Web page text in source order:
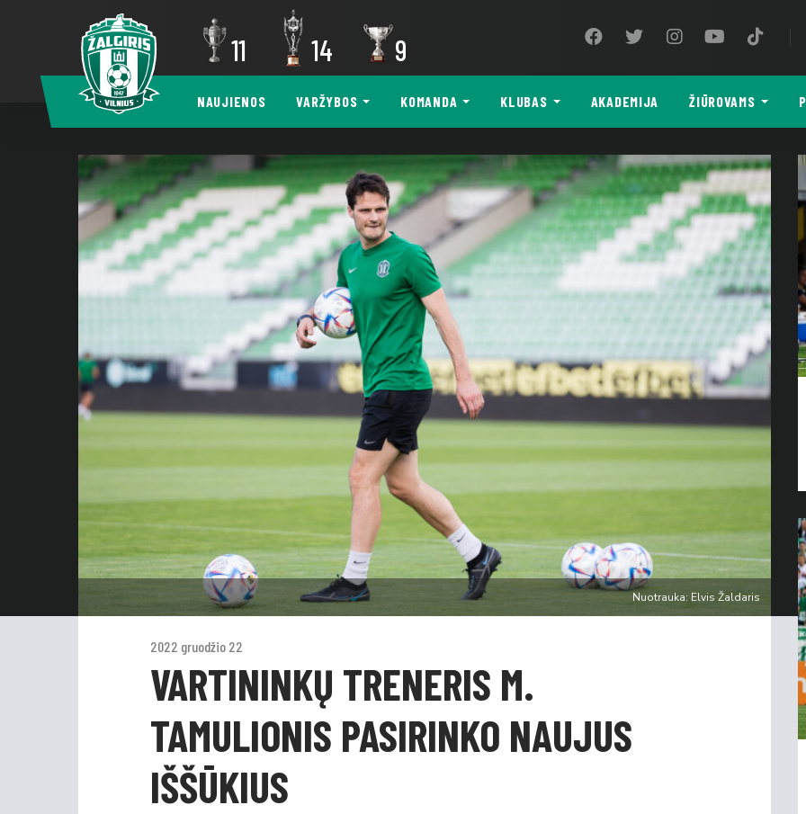
11 14 9
NAUJIENOS VARŽYBOS KOMANDA KLUBAS AKADEMIJA ŽIŪROVAMS
Nuotrauka: Elvis Žaldaris
2022 gruodžio 22
VARTININKŲ TRENERIS M.
TAMULIONIS PASIRINKO NAUJUS
IŠŠŪKIUS